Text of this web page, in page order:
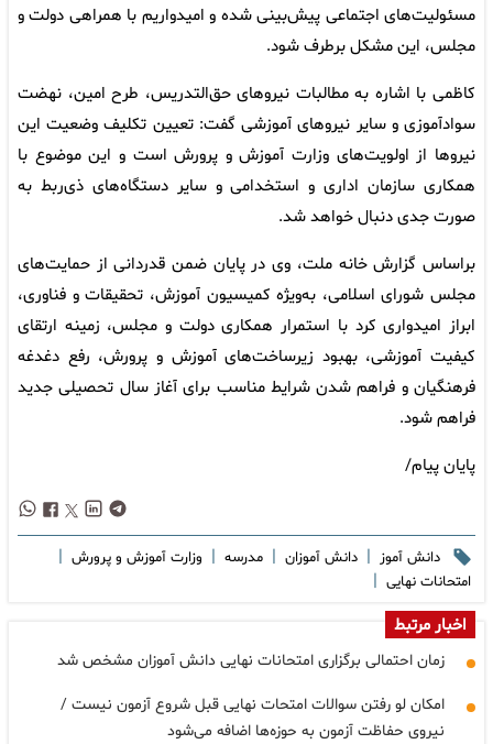
مسئولیت‌های اجتماعی پیش‌بینی شده و امیدواریم با همراهی دولت و
مجلس، این مشکل برطرف شود.
کاظمی با اشاره به مطالبات نیروهای حق‌التدریس، طرح امین، نهضت
سوادآموزی و سایر نیروهای آموزشی گفت: تعیین تکلیف وضعیت این
نیروها از اولویت‌های وزارت آموزش و پرورش است و این موضوع با
همکاری سازمان اداری و استخدامی و سایر دستگاه‌های ذی‌ربط به
صورت جدی دنبال خواهد شد.
براساس گزارش خانه ملت، وی در پایان ضمن قدردانی از حمایت‌های
مجلس شورای اسلامی، به‌ویژه کمیسیون آموزش، تحقیقات و فناوری،
ابراز امیدواری کرد با استمرار همکاری دولت و مجلس، زمینه ارتقای
کیفیت آموزشی، بهبود زیرساخت‌های آموزش و پرورش، رفع دغدغه
فرهنگیان و فراهم شدن شرایط مناسب برای آغاز سال تحصیلی جدید
فراهم شود.
پایان پیام/
دانش آموز | دانش آموزان | مدرسه | وزارت آموزش و پرورش |
امتحانات نهایی |
اخبار مرتبط
زمان احتمالی برگزاری امتحانات نهایی دانش آموزان مشخص شد
امکان لو رفتن سوالات امتحات نهایی قبل شروع آزمون نیست /
نیروی حفاظت آزمون به حوزه‌ها اضافه می‌شود